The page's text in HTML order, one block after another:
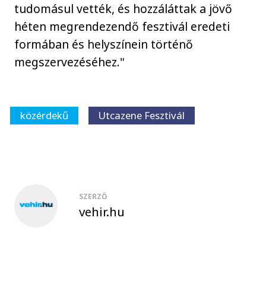
tudomásul vették, és hozzáláttak a jövő
héten megrendezendő fesztivál eredeti
formában és helyszínein történő
megszervezéséhez."
közérdekű Utcazene Fesztivál
SZERZŐ
vehir.hu